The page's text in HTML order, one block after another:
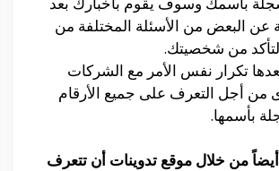
عن البعض من الأسئلة المختلفة من
من شخصيتك.
تكرار نفس الأمر مع الشركات
من أجل التعرف على جميع الأرقام
بأسمها.
من خلال موقع تدوينات أن تتعرف